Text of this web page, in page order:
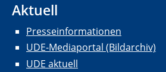
Aktuell
Presseinformationen
UDE-Mediaportal (Bildarchiv)
UDE aktuell